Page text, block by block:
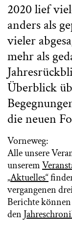
2020 lief
anders als
vieler
mehr als
Überblick
die neuen
Vorneweg:
Alle unsere
unserem
„Aktuelles“
vergangenen
Berichte
den